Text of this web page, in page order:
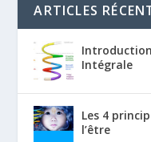
ARTICLES
Intégrale
Les 4
l’être